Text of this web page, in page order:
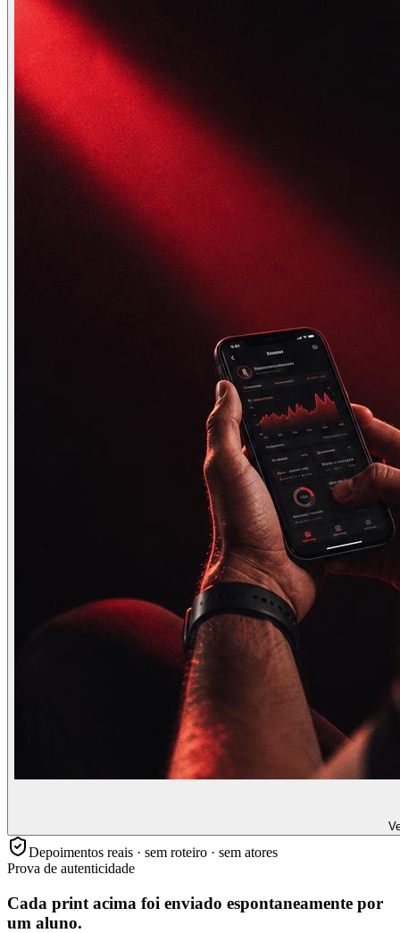
Depoimentos reais · sem roteiro · sem atores
Prova de autenticidade
Cada print acima foi enviado espontaneamente por
um aluno.